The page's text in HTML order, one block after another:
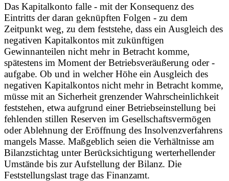
Das Kapitalkonto falle - mit der Konsequenz des
Eintritts der daran geknüpften Folgen - zu dem
Zeitpunkt weg, zu dem feststehe, dass ein Ausgleich des
negativen Kapitalkontos mit zukünftigen
Gewinnanteilen nicht mehr in Betracht komme,
spätestens im Moment der Betriebsveräußerung oder -
aufgabe. Ob und in welcher Höhe ein Ausgleich des
negativen Kapitalkontos nicht mehr in Betracht komme,
müsse mit an Sicherheit grenzender Wahrscheinlichkeit
feststehen, etwa aufgrund einer Betriebseinstellung bei
fehlenden stillen Reserven im Gesellschaftsvermögen
oder Ablehnung der Eröffnung des Insolvenzverfahrens
mangels Masse. Maßgeblich seien die Verhältnisse am
Bilanzstichtag unter Berücksichtigung werterhellender
Umstände bis zur Aufstellung der Bilanz. Die
Feststellungslast trage das Finanzamt.